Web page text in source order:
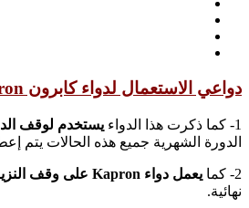
دواعي الاستعمال لدواء كابرون Kapron :-
1- كما ذكرت هذا الدواء يستخدم لوقف
الدورة الشهرية جميع هذه الحالات يتم
2- كما يعمل دواء Kapron على وقف النزيف
نهائية.